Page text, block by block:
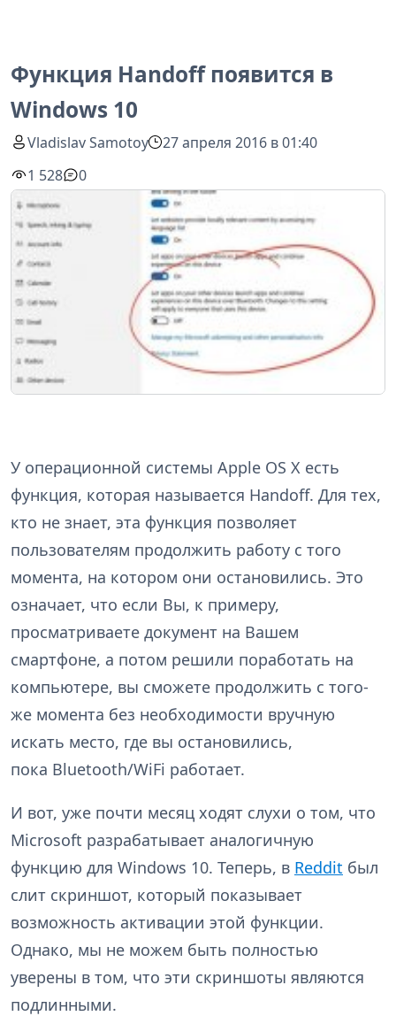
Функция Handoff появится в
Windows 10
Vladislav Samotoy
27 апреля 2016 в 01:40
1 528
0
У операционной системы Apple OS X есть
функция, которая называется Handoff. Для тех,
кто не знает, эта функция позволяет
пользователям продолжить работу с того
момента, на котором они остановились. Это
означает, что если Вы, к примеру,
просматриваете документ на Вашем
смартфоне, а потом решили поработать на
компьютере, вы сможете продолжить с того-
же момента без необходимости вручную
искать место, где вы остановились,
пока Bluetooth/WiFi работает.
И вот, уже почти месяц ходят слухи о том, что
Microsoft разрабатывает аналогичную
функцию для Windows 10. Теперь, в Reddit был
слит скриншот, который показывает
возможность активации этой функции.
Однако, мы не можем быть полностью
уверены в том, что эти скриншоты являются
подлинными.